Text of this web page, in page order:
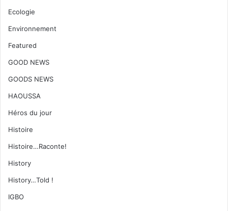
Ecologie
Environnement
Featured
GOOD NEWS
GOODS NEWS
HAOUSSA
Héros du jour
Histoire
Histoire…Raconte!
History
History…Told !
IGBO